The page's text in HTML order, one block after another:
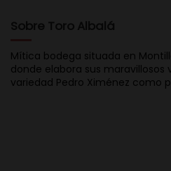
Sobre Toro Albalá
Mítica bodega situada en
donde elabora sus maravillosos
variedad Pedro Ximénez como